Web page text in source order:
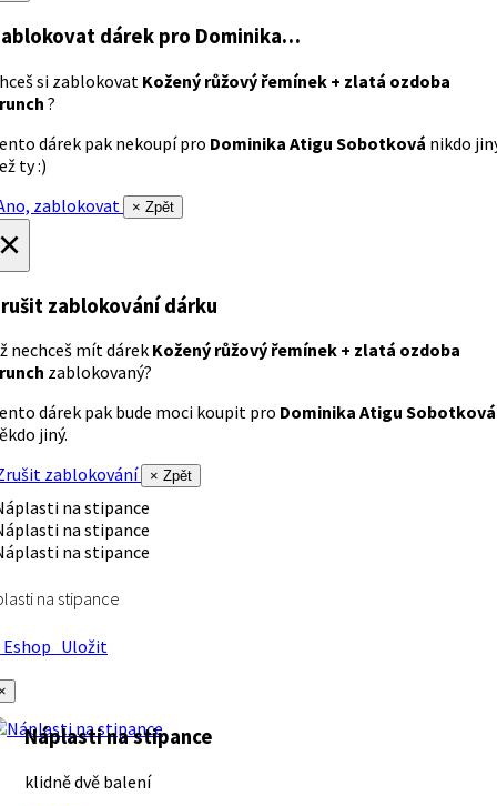
dárek pro Dominika…
si zablokovat Kožený růžový řemínek + zlatá ozdoba
?
dárek pak nekoupí pro Dominika Atigu Sobotková nikdo
ty :)
zablokovat
× Zpět
zablokování dárku
nechceš mít dárek Kožený růžový řemínek + zlatá ozdoba
zablokovaný?
dárek pak bude moci koupit pro Dominika Atigu Sobotková
jiný.
zablokování
× Zpět
na stipance
Uložit
Náplasti na stipance
klidně dvě balení